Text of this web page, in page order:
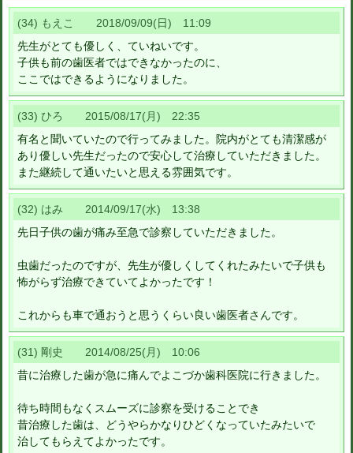
(34) もえこ 2018/09/09(日) 11:09
先生がとても優しく、ていねいです。
子供も前の歯医者ではできなかったのに、
ここではできるようになりました。
(33) ひろ 2015/08/17(月) 22:35
有名と聞いていたので行ってみました。院内がとても清潔感が
あり優しい先生だったので安心して治療していただきました。
また継続して通いたいと思える雰囲気です。
(32) はみ 2014/09/17(水) 13:38
先日子供の歯が痛み至急で診察していただきました。
虫歯だったのですが、先生が優しくしてくれたみたいで子供も
怖がらず治療できていてよかったです！
これからも車で通おうと思うくらい良い歯医者さんです。
(31) 剛史 2014/08/25(月) 10:06
昔に治療した歯が急に痛んでよこづか歯科医院に行きました。
待ち時間もなくスムーズに診察を受けることでき
昔治療した歯は、どうやらかなりひどくなっていたみたいで
治してもらえてよかったです。